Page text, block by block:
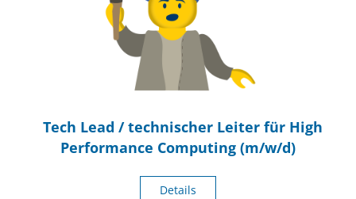
Tech Lead / technischer Leiter für High
Performance Computing (m/w/d)
Details